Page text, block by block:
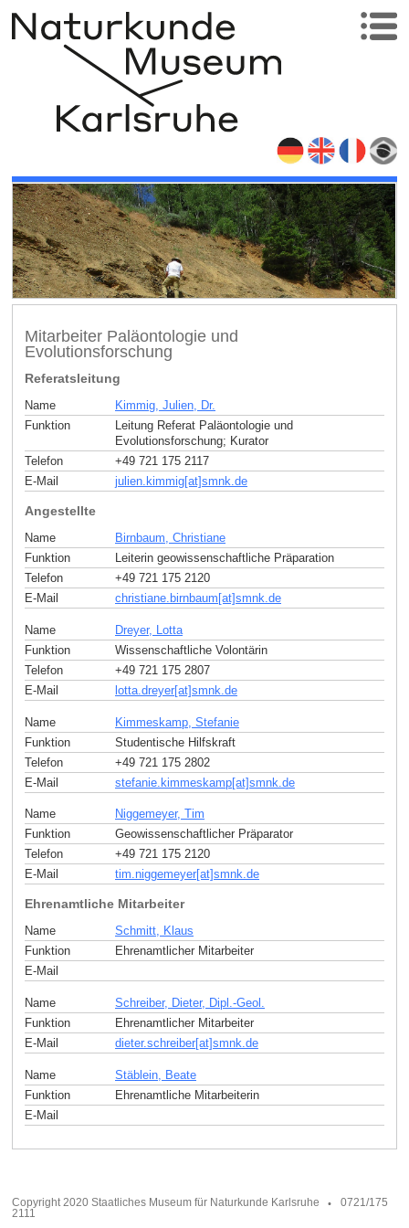
Mitarbeiter Paläontologie und
Evolutionsforschung
Referatsleitung
Name
Kimmig, Julien, Dr.
Funktion
Leitung Referat Paläontologie und
Evolutionsforschung; Kurator
Telefon
+49 721 175 2117
E-Mail
julien.kimmig[at]smnk.de
Angestellte
Name
Birnbaum, Christiane
Funktion
Leiterin geowissenschaftliche Präparation
Telefon
+49 721 175 2120
E-Mail
christiane.birnbaum[at]smnk de
Name
Dreyer, Lotta
Funktion
Wissenschaftliche Volontärin
Telefon
+49 721 175 2807
E-Mail
lotta.dreyer[at]smnk de
Name
Kimmeskamp, Stefanie
Funktion
Studentische Hilfskraft
Telefon
+49 721 175 2802
E-Mail
stefanie.kimmeskamp[at]smnk de
Name
Niggemeyer, Tim
Funktion
Geowissenschaftlicher Präparator
Telefon
+49 721 175 2120
E-Mail
tim.niggemeyer[at]smnk.de
Ehrenamtliche Mitarbeiter
Name
Schmitt, Klaus
Funktion
Ehrenamtlicher Mitarbeiter
E-Mail
Name
Schreiber, Dieter, Dipl.-Geol.
Funktion
Ehrenamtlicher Mitarbeiter
E-Mail
dieter.schreiber[at]smnk de
Name
Stäblein, Beate
Funktion
Ehrenamtliche Mitarbeiterin
E-Mail
Copyright 2020 Staatliches Museum für Naturkunde Karlsruhe
0721/175
2111